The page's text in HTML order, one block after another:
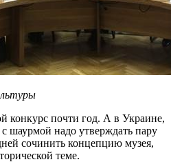
конкурс почти год. А в Украине,
надо утверждать пару
сочинить концепцию музея,
теме.